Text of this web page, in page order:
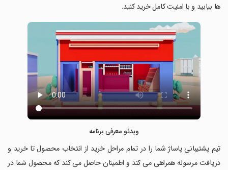
ها بیابید و با امنیت کامل خرید کنید.
ویدئو معرفی برنامه
‏‏‏تیم پشتیبانی پاساژ شما را در تمام مراحل خرید از انتخاب محصول تا خرید و
دریافت مرسوله همراهی می کند و اطمینان حاصل می کند که محصول شما در